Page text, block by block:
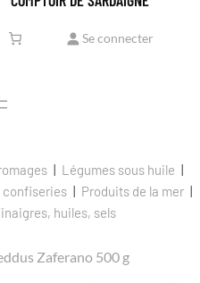
Se connecter
Légumes sous huile
confiseries
Produits de la mer
huiles, sels
Zaferano 500 g